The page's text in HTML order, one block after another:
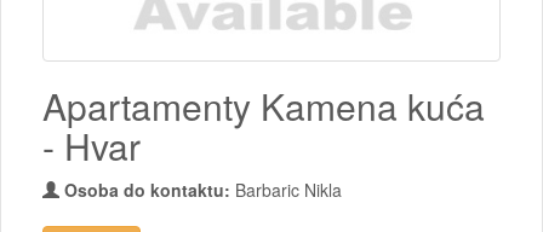
Apartamenty Kamena kuća
- Hvar
Osoba do kontaktu: Barbaric Nikla